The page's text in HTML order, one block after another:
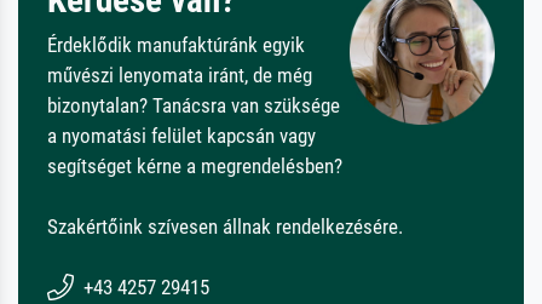
Érdeklődik manufaktúránk egyik
művészi lenyomata iránt, de még
bizonytalan? Tanácsra van szüksége
a nyomatási felület kapcsán vagy
segítséget kérne a megrendelésben?
Szakértőink szívesen állnak rendelkezésére.
+43 4257 29415